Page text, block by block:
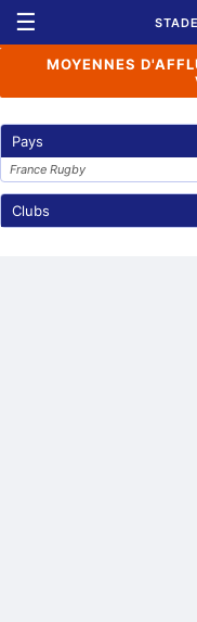
☰
MOYENNES
Pays
France Rugby
Clubs